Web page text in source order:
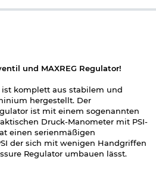
und MAXREG Regulator!
ist komplett aus stabilem und
hergestellt. Der
ist mit einem sogenannten
Druck-Manometer mit PSI-
einen serienmäßigen
der sich mit wenigen Handgriffen
Regulator umbauen lässt.